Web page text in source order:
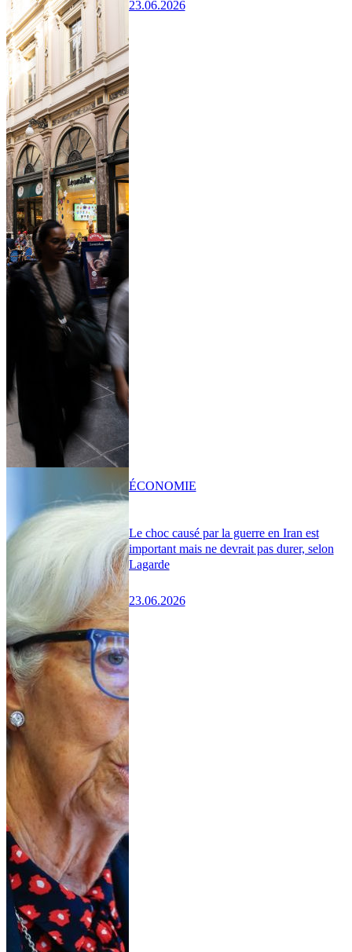
23.06.2026
Le choc causé par la guerre en Iran est
important mais ne devrait pas durer, selon
Lagarde
23.06.2026
ÉCONOMIE